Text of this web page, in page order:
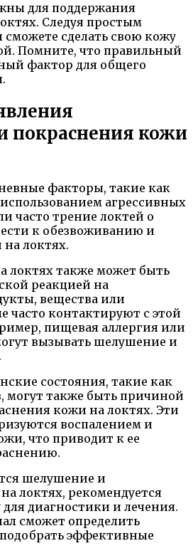
для поддержания
Следуя простым
сделать свою кожу
Помните, что правильный
фактор для общего
покраснения кожи
факторы, такие как
агрессивных
часто трение локтей о
к обезвоживанию и
локтях.
локтях также может быть
реакцией на
вещества или
часто контактируют с этой
пищевая аллергия или
вызывать шелушение и
состояния, такие как
могут также быть причиной
кожи на локтях. Эти
воспалением и
что приводит к ее
шелушение и
локтях, рекомендуется
для диагностики и лечения.
сможет определить
эффективные